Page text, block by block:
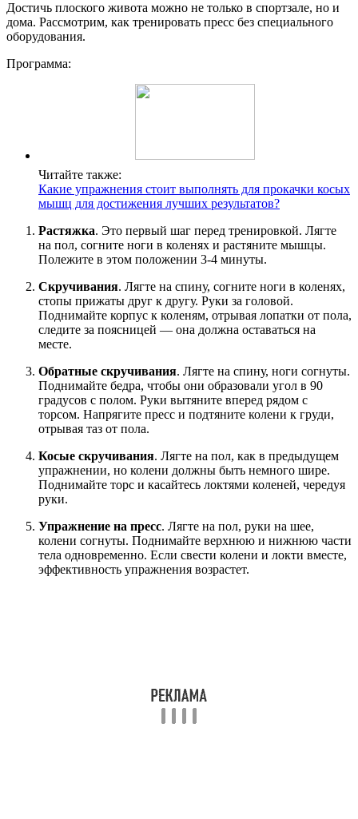
Достичь плоского живота можно не только в спортзале, но и
дома. Рассмотрим, как тренировать пресс без специального
оборудования.
Программа:
Читайте также:
Какие упражнения стоит выполнять для прокачки косых
мышц для достижения лучших результатов?
Растяжка. Это первый шаг перед тренировкой. Лягте
на пол, согните ноги в коленях и растяните мышцы.
Полежите в этом положении 3-4 минуты.
Скручивания. Лягте на спину, согните ноги в коленях,
стопы прижаты друг к другу. Руки за головой.
Поднимайте корпус к коленям, отрывая лопатки от пола,
следите за поясницей — она должна оставаться на
месте.
Обратные скручивания. Лягте на спину, ноги согнуты.
Поднимайте бедра, чтобы они образовали угол в 90
градусов с полом. Руки вытяните вперед рядом с
торсом. Напрягите пресс и подтяните колени к груди,
отрывая таз от пола.
Косые скручивания. Лягте на пол, как в предыдущем
упражнении, но колени должны быть немного шире.
Поднимайте торс и касайтесь локтями коленей, чередуя
руки.
Упражнение на пресс. Лягте на пол, руки на шее,
колени согнуты. Поднимайте верхнюю и нижнюю части
тела одновременно. Если свести колени и локти вместе,
эффективность упражнения возрастет.